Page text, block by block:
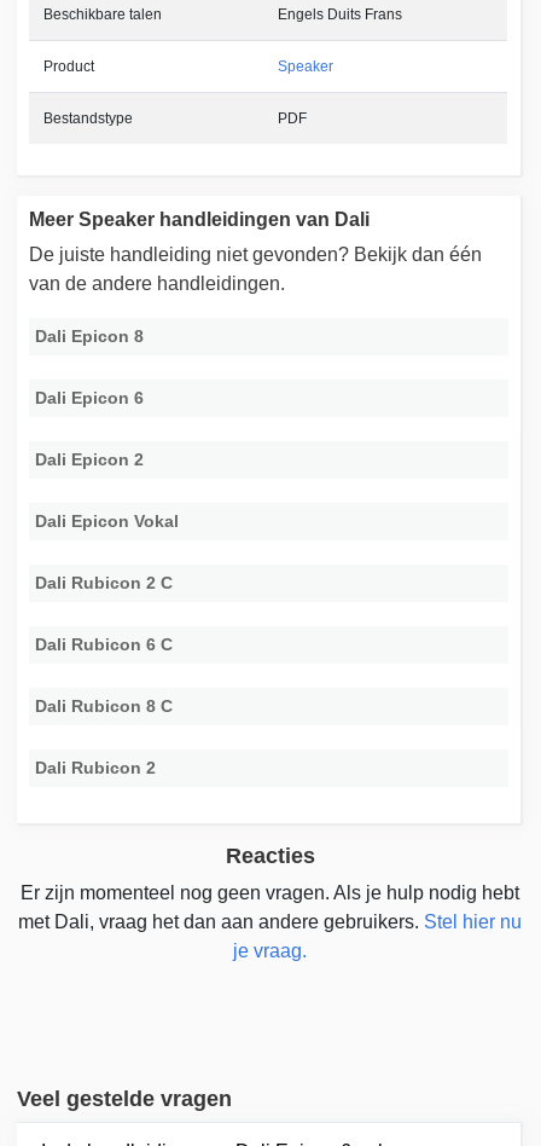
Beschikbare talen Engels Duits Frans
Product Speaker
Bestandstype PDF
Meer Speaker handleidingen van Dali
De juiste handleiding niet gevonden? Bekijk dan één
van de andere handleidingen.
Dali Epicon 8
Dali Epicon 6
Dali Epicon 2
Dali Epicon Vokal
Dali Rubicon 2 C
Dali Rubicon 6 C
Dali Rubicon 8 C
Dali Rubicon 2
Reacties
Er zijn momenteel nog geen vragen. Als je hulp nodig hebt
met Dali, vraag het dan aan andere gebruikers. Stel hier nu
je vraag.
Veel gestelde vragen